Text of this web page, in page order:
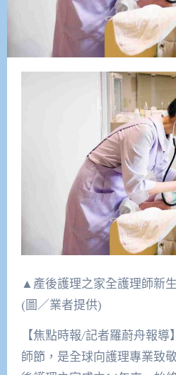
▲產後護理之家全護理師新
(圖／業者提供)
【焦點時報/記者羅蔚舟報
師節，是全球向護理專業致